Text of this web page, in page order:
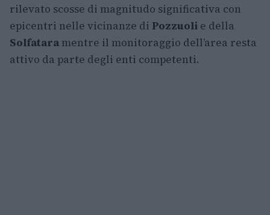
rilevato scosse di magnitudo significativa con
epicentri nelle vicinanze di Pozzuoli e della
Solfatara mentre il monitoraggio dell’area resta
attivo da parte degli enti competenti.